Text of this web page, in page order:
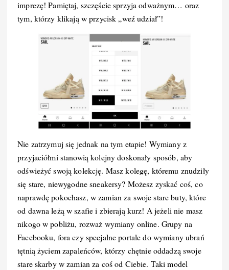
imprezę! Pamiętaj, szczęście sprzyja odważnym… oraz
tym, którzy klikają w przycisk „weź udział”!
Nie zatrzymuj się jednak na tym etapie! Wymiany z
przyjaciółmi stanowią kolejny doskonały sposób, aby
odświeżyć swoją kolekcję. Masz kolegę, któremu znudziły
się stare, niewygodne sneakersy? Możesz zyskać coś, co
naprawdę pokochasz, w zamian za swoje stare buty, które
od dawna leżą w szafie i zbierają kurz! A jeżeli nie masz
nikogo w pobliżu, rozważ wymiany online. Grupy na
Facebooku, fora czy specjalne portale do wymiany ubrań
tętnią życiem zapaleńców, którzy chętnie oddadzą swoje
stare skarby w zamian za coś od Ciebie. Taki model